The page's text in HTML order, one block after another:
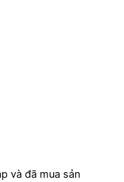
và đã mua sản